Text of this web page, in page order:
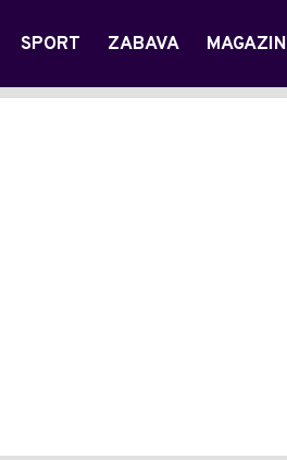
SPORT ZABAVA MAGAZIN